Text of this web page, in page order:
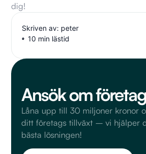
dig!
Skriven av: peter
10 min lästid
Ansök om
Låna upp till 30 miljoner kronor
ditt företags tillväxt – vi hjälper
bästa lösningen!